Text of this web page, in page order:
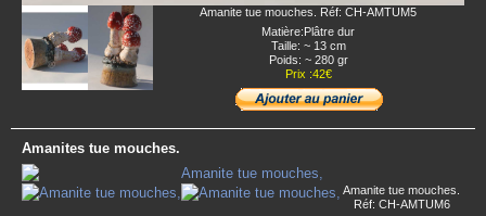
Amanite tue mouches. Réf: CH-AMTUM5
Matière:Plâtre dur
Taille: ~ 13 cm
Poids: ~ 280 gr
Prix :42€
Amanites tue mouches.
Amanite tue mouches.
Réf: CH-AMTUM6